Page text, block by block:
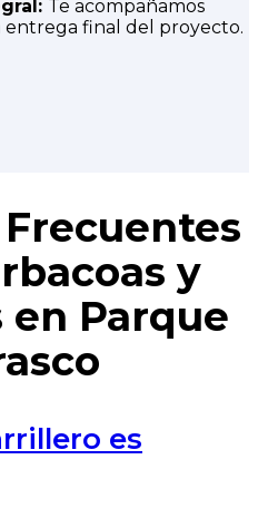
Te acompañamos
entrega final del proyecto.
y
Parque
es